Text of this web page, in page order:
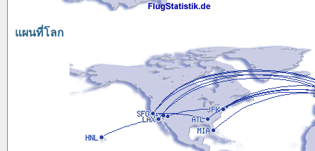
แผนที่โลก